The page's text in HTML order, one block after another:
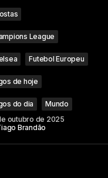
League
Futebol Europeu
de hoje
do dia
Mundo
outubro de 2025
Brandão